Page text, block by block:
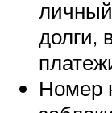
личный
долги,
Номер